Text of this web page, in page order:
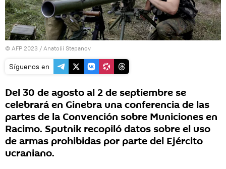
© AFP 2023 / Anatolii Stepanov
Síguenos en
Del 30 de agosto al 2 de septiembre se
celebrará en Ginebra una conferencia de las
partes de la Convención sobre Municiones en
Racimo. Sputnik recopiló datos sobre el uso
de armas prohibidas por parte del Ejército
ucraniano.